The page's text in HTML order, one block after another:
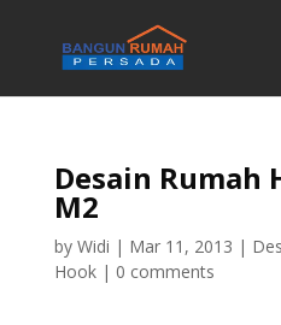
Desain Rumah
M2
by Widi | Mar 11, 2013 |
Hook| 0 comments